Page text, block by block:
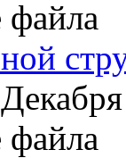
файла
файла